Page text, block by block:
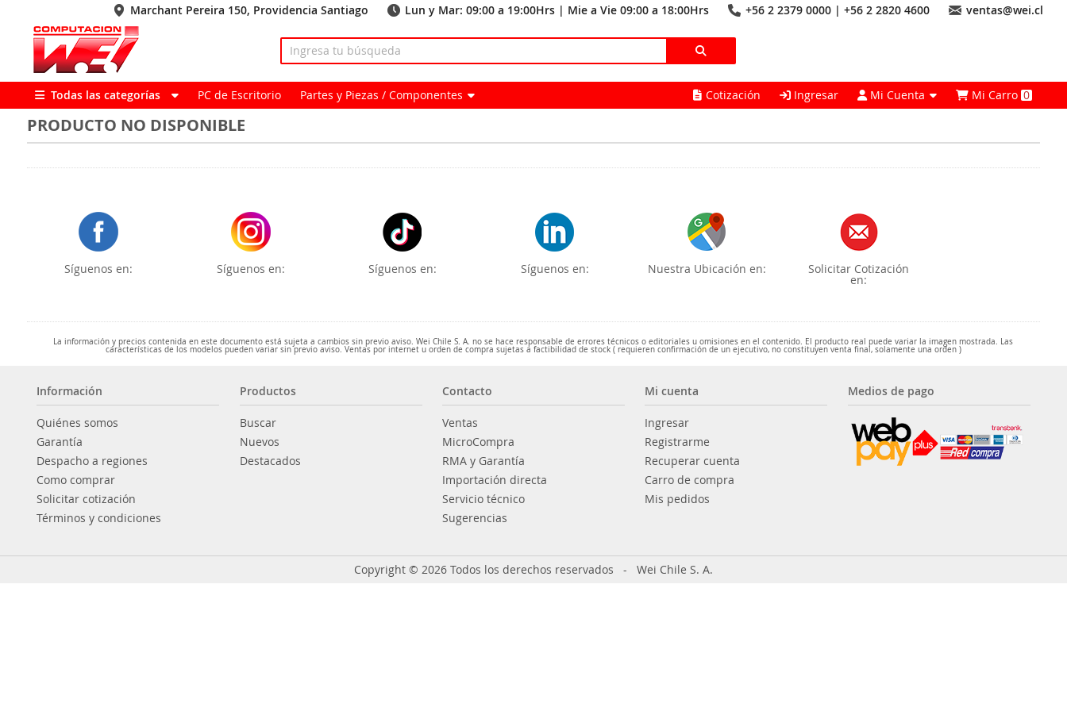
Marchant Pereira 150, Providencia Santiago Lun y Mar: 09:00 a 19:00Hrs | Mie a Vie 09:00 a 18:00Hrs +56 2 2379 0000 | +56 2 2820 4600 ventas@wei.cl
Todas las categorías PC de Escritorio Partes y Piezas / Componentes Cotización Ingresar Mi Cuenta Mi Carro0
PRODUCTO NO DISPONIBLE
Síguenos en: Síguenos en: Síguenos en: Síguenos en: Nuestra Ubicación en: Solicitar Cotización
en:
La información y precios contenida en este documento está sujeta a cambios sin previo aviso. Wei Chile S. A. no se hace responsable de errores técnicos o editoriales u omisiones en el contenido. El producto real puede variar la imagen mostrada. Las
características de los modelos pueden variar sin previo aviso. Ventas por internet u orden de compra sujetas a factibilidad de stock ( requieren confirmación de un ejecutivo, no constituyen venta final, solamente una orden )
Información
Quiénes somos
Garantía
Despacho a regiones
Como comprar
Solicitar cotización
Términos y condiciones
Productos
Buscar
Nuevos
Destacados
Contacto
Ventas
MicroCompra
RMA y Garantía
Importación directa
Servicio técnico
Sugerencias
Mi cuenta
Ingresar
Registrarme
Recuperar cuenta
Carro de compra
Mis pedidos
Medios de pago
Copyright © 2026 Todos los derechos reservados - Wei Chile S. A.